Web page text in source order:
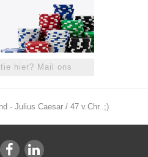
hier? Mail ons
- Julius Caesar / 47 v.Chr. ;)